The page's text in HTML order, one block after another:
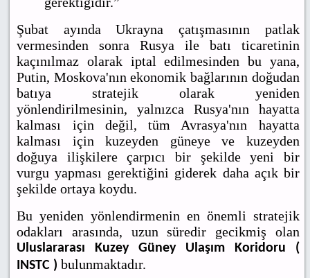
Şubat ayında Ukrayna çatışmasının patlak
vermesinden sonra Rusya ile batı ticaretinin
kaçınılmaz olarak iptal edilmesinden bu yana,
Putin, Moskova'nın ekonomik bağlarının doğudan
batıya stratejik olarak yeniden
yönlendirilmesinin, yalnızca Rusya'nın hayatta
kalması için değil, tüm Avrasya'nın hayatta
kalması için kuzeyden güneye ve kuzeyden
doğuya ilişkilere çarpıcı bir şekilde yeni bir
vurgu yapması gerektiğini giderek daha açık bir
şekilde ortaya koydu.
Bu yeniden yönlendirmenin en önemli stratejik
odakları arasında, uzun süredir gecikmiş olan
Uluslararası Kuzey Güney Ulaşım Koridoru (
INSTC ) bulunmaktadır.